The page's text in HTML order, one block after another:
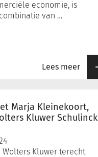
economie, is
van …
Lees meer
Marja Kleinekoort,
Kluwer Schulinck
Wolters Kluwer terecht